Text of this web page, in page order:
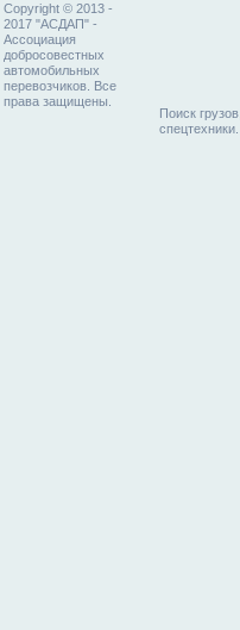
Copyright © 2013 -
2017 "АСДАП" -
Ассоциация
добросовестных
автомобильных
перевозчиков. Все
права защищены.
Поиск
спецтехники.